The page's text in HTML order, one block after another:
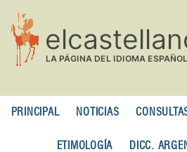
contenido
principal
PRINCIPAL NOTICIAS
ETIMOLOGÍA DICC.